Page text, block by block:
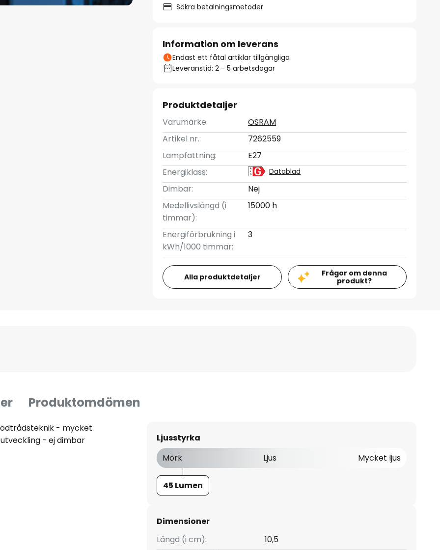
Säkra betalningsmetoder
Information om leverans
Endast ett fåtal artiklar tillgängliga
Leveranstid: 2 - 5 arbetsdagar
Produktdetaljer
Varumärke
OSRAM
Artikel nr.:
7262559
Lampfattning:
E27
Energiklass:
Datablad
Dimbar:
Nej
Medellivslängd (i
timmar):
15000 h
Energiförbrukning i
kWh/1000 timmar:
3
Alla produktdetaljer
Frågor om denna
produkt?
Produktomdömen
- mycket
- ej dimbar
Ljusstyrka
Mörk
Ljus Mycket ljus
45 Lumen
Dimensioner
Längd (i cm):
10,5